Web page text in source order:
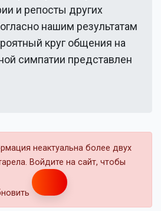
и репосты других
нашим результатам
круг общения на
симпатии представлен
неактуальна более двух
Войдите на сайт, чтобы